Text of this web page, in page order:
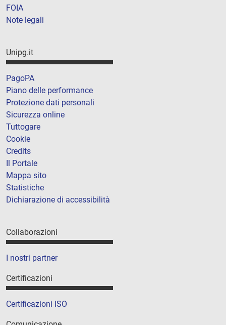
FOIA
Note legali
Unipg.it
PagoPA
Piano delle performance
Protezione dati personali
Sicurezza online
Tuttogare
Cookie
Credits
Il Portale
Mappa sito
Statistiche
Dichiarazione di accessibilità
Collaborazioni
I nostri partner
Certificazioni
Certificazioni ISO